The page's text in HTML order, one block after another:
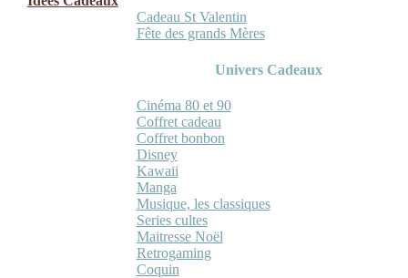
Cadeau St Valentin
Fête des grands Mères
Univers Cadeaux
Cinéma 80 et 90
Coffret cadeau
Coffret bonbon
Disney
Kawaii
Manga
Musique, les classiques
Series cultes
Maitresse Noël
Retrogaming
Coquin